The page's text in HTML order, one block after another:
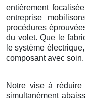
entièrement
entreprise
procédures
du volet. Que le
le système
composant avec soin.
Notre vise à réduire
simultanément